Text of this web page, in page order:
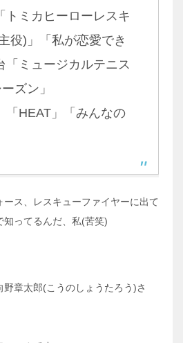
ミカヒーローレスキ
役)」「私が恋愛でき
「ミュージカルテニス
ズン」
HEAT」「みんなの
ス、レスキューファイヤーに出て
知ってるんだ、私(苦笑)
野章太郎(こうのしょうたろう)さ